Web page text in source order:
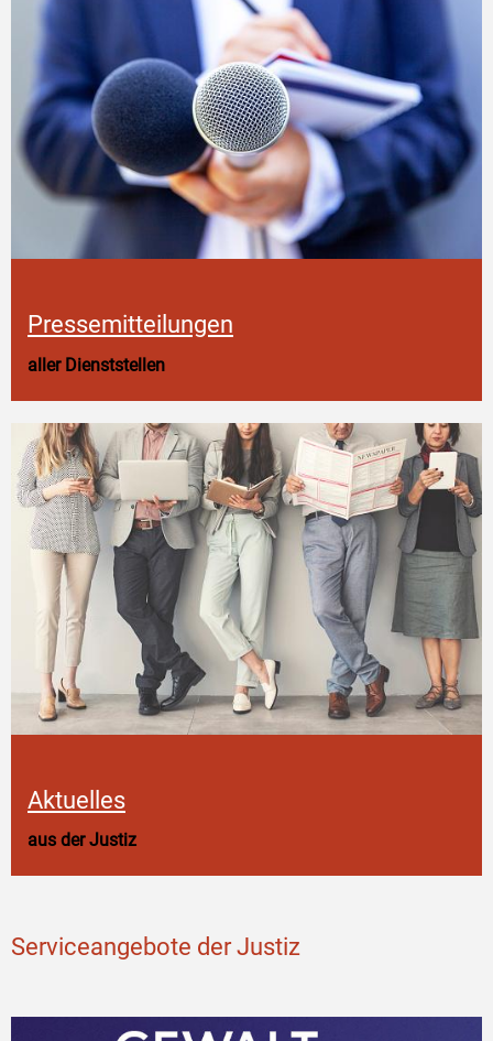
Pressemitteilungen
aller Dienststellen
Aktuelles
aus der Justiz
Serviceangebote der Justiz